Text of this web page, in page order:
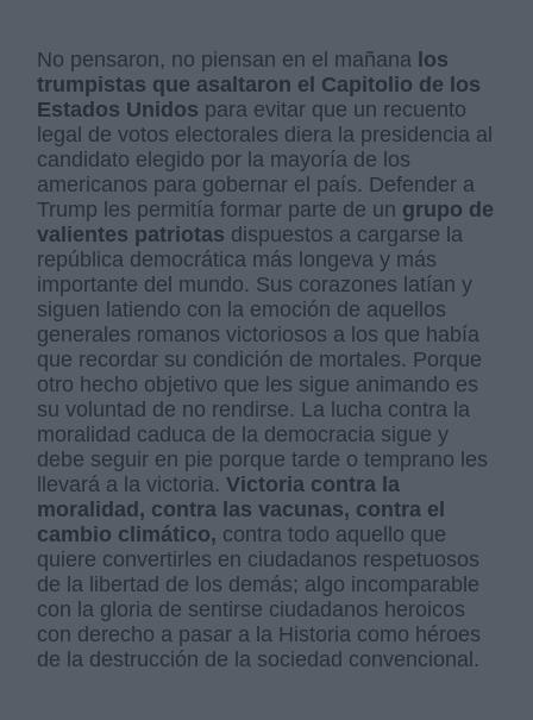
No pensaron, no piensan en el mañana los
trumpistas que asaltaron el Capitolio de los
Estados Unidos para evitar que un recuento
legal de votos electorales diera la presidencia al
candidato elegido por la mayoría de los
americanos para gobernar el país. Defender a
Trump les permitía formar parte de un grupo de
valientes patriotas dispuestos a cargarse la
república democrática más longeva y más
importante del mundo. Sus corazones latían y
siguen latiendo con la emoción de aquellos
generales romanos victoriosos a los que había
que recordar su condición de mortales. Porque
otro hecho objetivo que les sigue animando es
su voluntad de no rendirse. La lucha contra la
moralidad caduca de la democracia sigue y
debe seguir en pie porque tarde o temprano les
llevará a la victoria.Victoria contra la
moralidad, contra las vacunas, contra el
cambio climático, contra todo aquello que
quiere convertirles en ciudadanos respetuosos
de la libertad de los demás; algo incomparable
con la gloria de sentirse ciudadanos heroicos
con derecho a pasar a la Historia como héroes
de la destrucción de la sociedad convencional.